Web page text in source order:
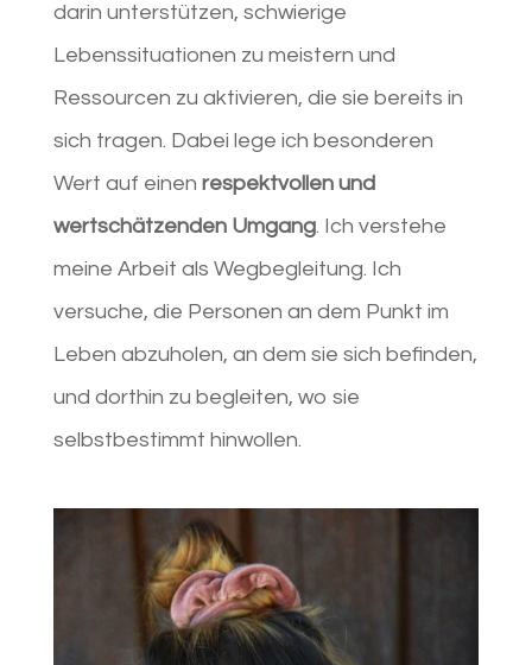
darin unterstützen, schwierige
Lebenssituationen zu meistern und
Ressourcen zu aktivieren, die sie bereits in
sich tragen. Dabei lege ich besonderen
Wert auf einen respektvollen und
wertschätzenden Umgang. Ich verstehe
meine Arbeit als Wegbegleitung. Ich
versuche, die Personen an dem Punkt im
Leben abzuholen, an dem sie sich befinden,
und dorthin zu begleiten, wo sie
selbstbestimmt hinwollen.